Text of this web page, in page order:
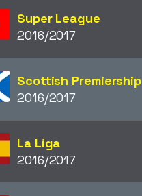
Super League
2016/2017
Scottish Premiership
2016/2017
La Liga
2016/2017